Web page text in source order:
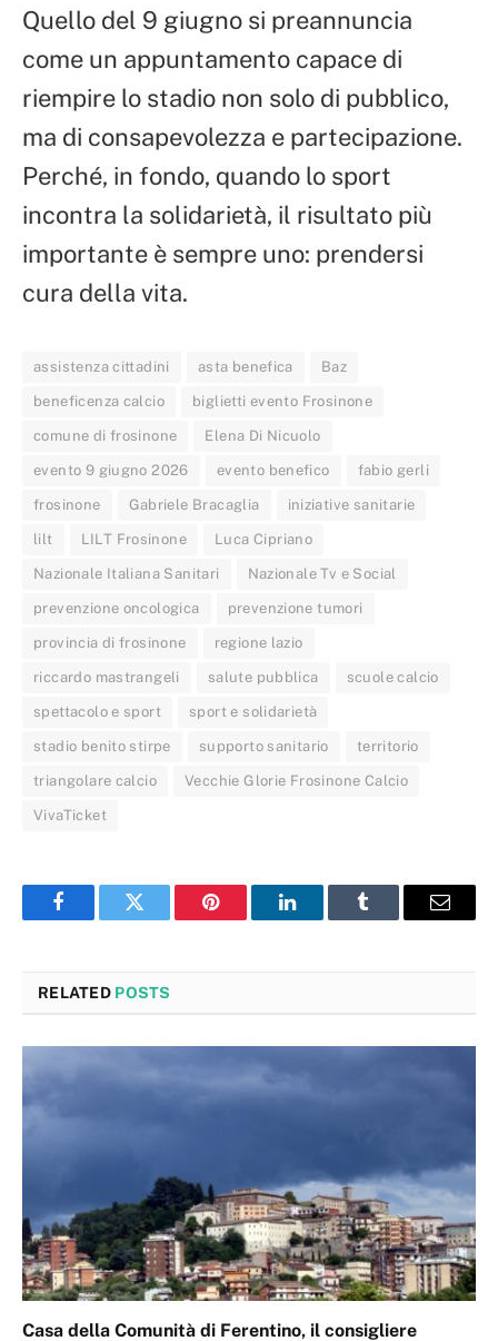
Quello del 9 giugno si preannuncia
come un appuntamento capace di
riempire lo stadio non solo di pubblico,
ma di consapevolezza e partecipazione.
Perché, in fondo, quando lo sport
incontra la solidarietà, il risultato più
importante è sempre uno: prendersi
cura della vita.
assistenza cittadini asta benefica Baz
beneficenza calcio biglietti evento Frosinone
comune di frosinone Elena Di Nicuolo
evento 9 giugno 2026 evento benefico fabio gerli
frosinone Gabriele Bracaglia iniziative sanitarie
lilt LILT Frosinone Luca Cipriano
Nazionale Italiana Sanitari Nazionale Tv e Social
prevenzione oncologica prevenzione tumori
provincia di frosinone regione lazio
riccardo mastrangeli salute pubblica scuole calcio
spettacolo e sport sport e solidarietà
stadio benito stirpe supporto sanitario territorio
triangolare calcio Vecchie Glorie Frosinone Calcio
VivaTicket
FacebookTwitter Pinterest LinkedInTumblr Email
RELATED POSTS
Casa della Comunità di Ferentino, il consigliere